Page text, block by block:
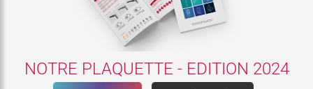
NOTRE PLAQUETTE - EDITION 2024